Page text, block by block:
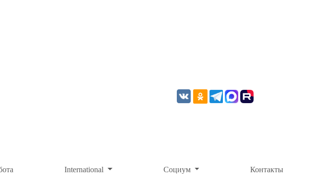
International Социум Контакты